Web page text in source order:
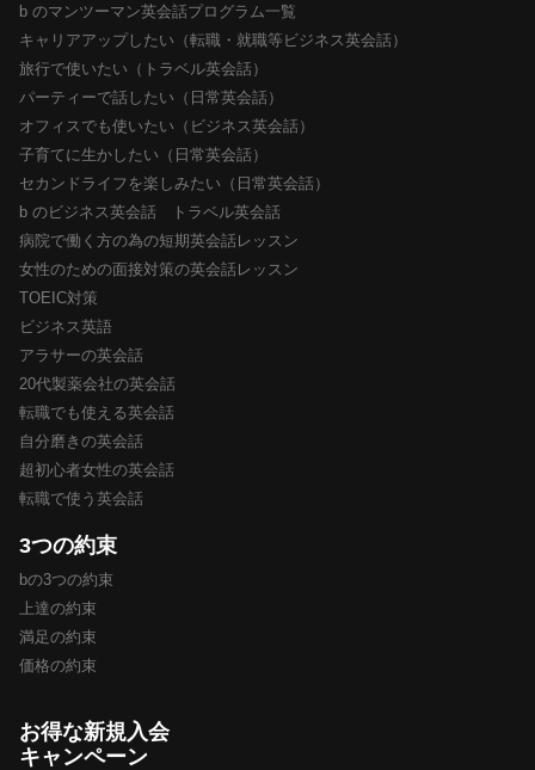
b のマンツーマン英会話プログラム一覧
キャリアアップしたい（転職・就職等ビジネス英会話）
旅行で使いたい（トラベル英会話）
パーティーで話したい（日常英会話）
オフィスでも使いたい（ビジネス英会話）
子育てに生かしたい（日常英会話）
セカンドライフを楽しみたい（日常英会話）
b のビジネス英会話 トラベル英会話
病院で働く方の為の短期英会話レッスン
女性のための面接対策の英会話レッスン
TOEIC対策
ビジネス英語
アラサーの英会話
20代製薬会社の英会話
転職でも使える英会話
自分磨きの英会話
超初心者女性の英会話
転職で使う英会話
3つの約束
bの3つの約束
上達の約束
満足の約束
価格の約束
お得な新規入会
キャンペーン